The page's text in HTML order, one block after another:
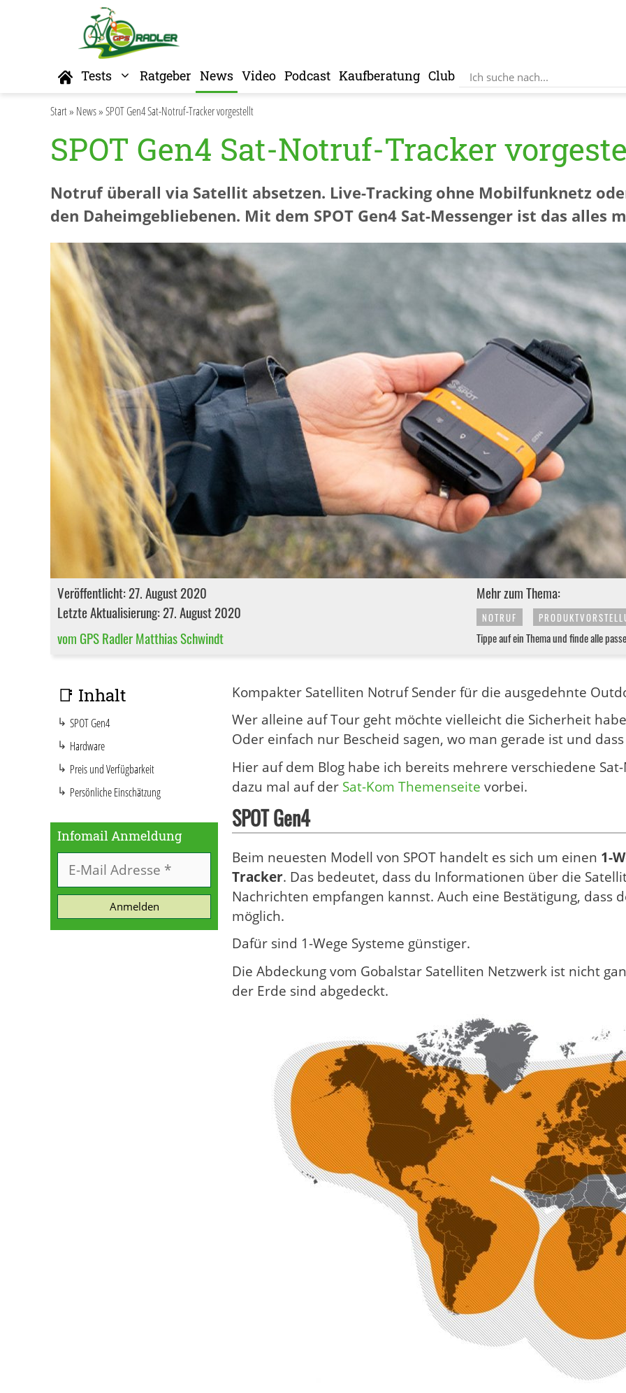
Home
Tests Ratgeber News Video Podcast Kaufberatung Club
Start» News»SPOT Gen4 Sat-Notruf-Tracker vorgestellt
SPOT Gen4 Sat-Notruf-Tracker
Notruf überall via Satellit absetzen. Live-Tracking ohne Mobilfunknetz
den Daheimgebliebenen. Mit dem SPOT Gen4 Sat-Messenger ist das alles
Veröffentlicht: 27. August 2020
Letzte Aktualisierung: 27. August 2020
vom GPS Radler Matthias Schwindt
Mehr zum Thema:
NOTRUF
Tippe auf ein Thema und finde alle
Kompakter Satelliten Notruf Sender für die ausgedehnte
Wer alleine auf Tour geht möchte vielleicht die Sicherheit
Oder einfach nur Bescheid sagen, wo man gerade ist und
Hier auf dem Blog habe ich bereits mehrere verschiedene
dazu mal auf der Sat-Kom Themenseite vorbei.
SPOT Gen4
Beim neuesten Modell von SPOT handelt es sich um einen 1-
Tracker. Das bedeutet, dass du Informationen über die
Nachrichten empfangen kannst. Auch eine Bestätigung,
möglich.
Dafür sind 1-Wege Systeme günstiger.
Die Abdeckung vom Gobalstar Satelliten Netzwerk ist nicht
der Erde sind abgedeckt.
📑 Inhalt
SPOT Gen4
Hardware
Preis und Verfügbarkeit
Persönliche Einschätzung
Infomail Anmeldung
Anmelden